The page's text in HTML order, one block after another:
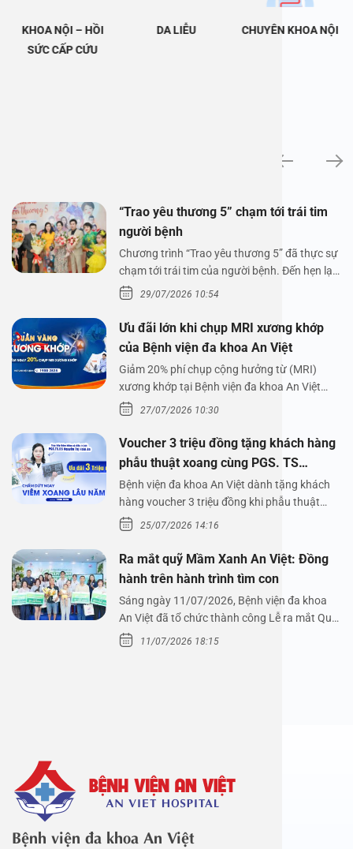
KHOA NỘI – HỒI
SỨC CẤP CỨU
DA LIỄU CHUYÊN KHOA NỘI
“Trao yêu thương 5” chạm tới trái tim
người bệnh
Chương trình “Trao yêu thương 5” đã thực sự
chạm tới trái tim của người bệnh. Đến hẹn lại
lên,…29/07/2026 10:54
Ưu đãi lớn khi chụp MRI xương khớp
của Bệnh viện đa khoa An Việt
Giảm 20% phí chụp cộng hưởng từ (MRI)
xương khớp tại Bệnh viện đa khoa An Việt
Bệnh viện đa…
27/07/2026 10:30
Voucher 3 triệu đồng tặng khách hàng
phẫu thuật xoang cùng PGS. TS
Nguyễn Thị Hoài An
Bệnh viện đa khoa An Việt dành tặng khách
hàng voucher 3 triệu đồng khi phẫu thuật
xoang cùng PGS.…
25/07/2026 14:16
Ra mắt quỹ Mầm Xanh An Việt: Đồng
hành trên hành trình tìm con
Sáng ngày 11/07/2026, Bệnh viện đa khoa
An Việt đã tổ chức thành công Lễ ra mắt Quỹ
Mầm Xanh…
11/07/2026 18:15
Bệnh viện đa khoa An Việt